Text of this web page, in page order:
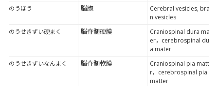
のうほう 脳胞
Cerebral vesicles, brai
n vesicles
のうせきずい硬まく
脳脊髄硬膜
Craniospinal dura mat
er，cerebrospinal dur
a mater
のうせきずいなんまく
脳脊髄軟膜
Craniospinal pia matte
r，cerebrospinal pia
matter